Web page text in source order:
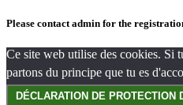
Please contact admin for the
Ce site web utilise des cookies. Si
partons du principe que tu es
DÉCLARATION DE PROTECTION